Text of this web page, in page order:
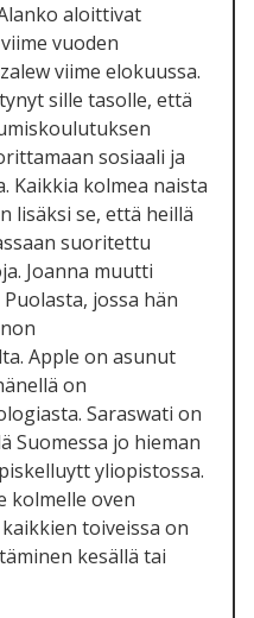
aloittivat
vuoden
viime elokuussa.
sille tasolle, että
sosiaali ja
Kaikkia kolmea naista
lisäksi se, että heillä
suoritettu
Joanna muutti
jossa hän
Apple on asunut
on
Saraswati on
Suomessa jo hieman
yliopistossa.
kolmelle oven
toiveissa on
kesällä tai